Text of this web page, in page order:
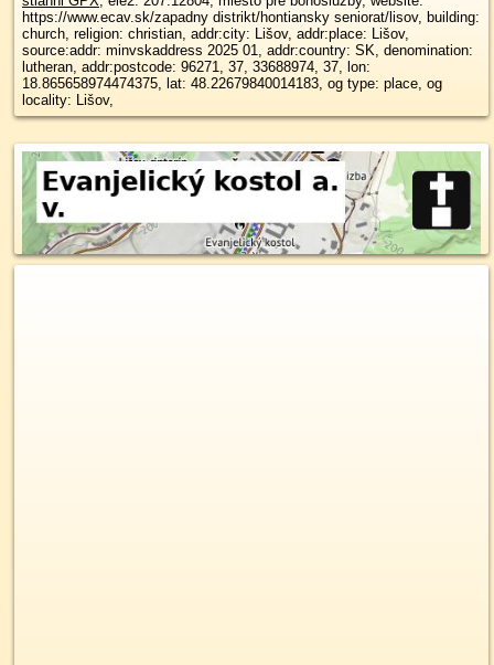
https://www.ecav.sk/zapadny distrikt/hontiansky seniorat/lisov, building:
church, religion: christian, addr:city: Lišov, addr:place: Lišov,
source:addr: minvskaddress 2025 01, addr:country: SK, denomination:
lutheran, addr:postcode: 96271, 37, 33688974, 37, lon:
18.865658974474375, lat: 48.22679840014183, og type: place, og
locality: Lišov,